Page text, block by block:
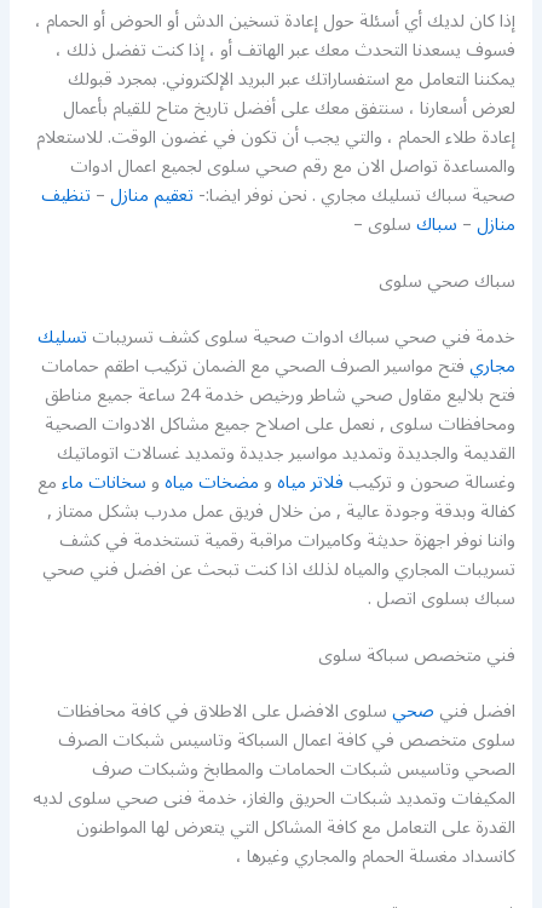
إذا كان لديك أي أسئلة حول إعادة تسخين الدش أو الحوض أو الحمام ،
فسوف يسعدنا التحدث معك عبر الهاتف أو ، إذا كنت تفضل ذلك ،
يمكننا التعامل مع استفساراتك عبر البريد الإلكتروني. بمجرد قبولك
لعرض أسعارنا ، سنتفق معك على أفضل تاريخ متاح للقيام بأعمال
إعادة طلاء الحمام ، والتي يجب أن تكون في غضون الوقت. للاستعلام
والمساعدة تواصل الان مع رقم صحي سلوى لجميع اعمال ادوات
صحية سباك تسليك مجاري . نحن نوفر ايضا:-تعقيم منازل–تنظيف
منازل–سباكسلوى –
سباك صحي سلوى
خدمة فني صحي سباك ادوات صحية سلوى كشف تسريباتتسليك
مجاريفتح مواسير الصرف الصحي مع الضمان تركيب اطقم حمامات
فتح بلاليع مقاول صحي شاطر ورخيص خدمة 24 ساعة جميع مناطق
ومحافظات سلوى , نعمل على اصلاح جميع مشاكل الادوات الصحية
القديمة والجديدة وتمديد مواسير جديدة وتمديد غسالات اتوماتيك
وغسالة صحون و تركيبفلاتر مياهومضخات مياهوسخانات ماءمع
كفالة وبدقة وجودة عالية , من خلال فريق عمل مدرب بشكل ممتاز ,
واننا نوفر اجهزة حديثة وكاميرات مراقبة رقمية تستخدمة في كشف
تسريبات المجاري والمياه لذلك اذا كنت تبحث عن افضل فني صحي
سباك بسلوى اتصل .
فني متخصص سباكة سلوى
افضل فنيصحيسلوى الافضل على الاطلاق في كافة محافظات
سلوى متخصص في كافة اعمال السباكة وتاسيس شبكات الصرف
الصحي وتاسيس شبكات الحمامات والمطابخ وشبكات صرف
المكيفات وتمديد شبكات الحريق والغاز، خدمة فنى صحي سلوى لديه
القدرة على التعامل مع كافة المشاكل التي يتعرض لها المواطنون
كانسداد مغسلة الحمام والمجاري وغيرها ،